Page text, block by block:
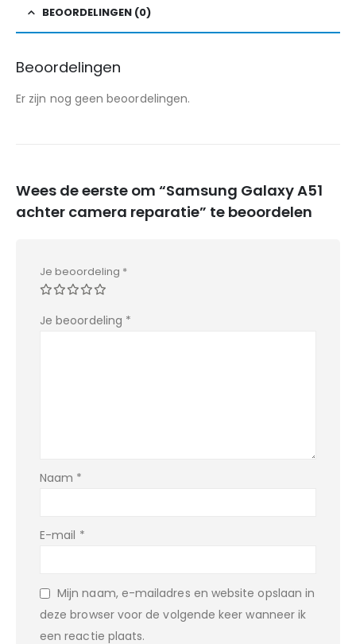
BEOORDELINGEN (0)
Beoordelingen
Er zijn nog geen beoordelingen.
Wees de eerste om “Samsung Galaxy A51
achter camera reparatie” te beoordelen
Je beoordeling *
Je beoordeling *
Naam *
E-mail *
Mijn naam, e-mailadres en website opslaan in
deze browser voor de volgende keer wanneer ik
een reactie plaats.